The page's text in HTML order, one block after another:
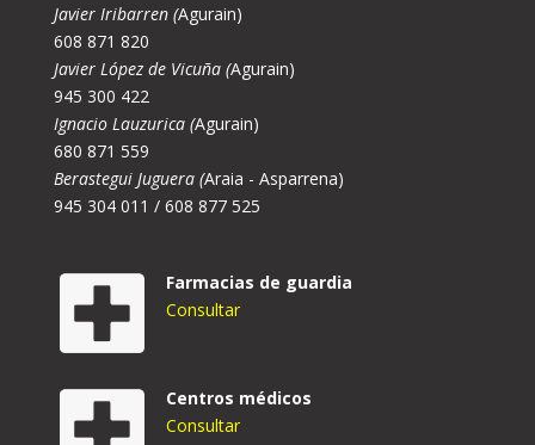
Javier Iribarren (Agurain)
608 871 820
Javier López de Vicuña (Agurain)
945 300 422
Ignacio Lauzurica (Agurain)
680 871 559
Berastegui Juguera (Araia - Asparrena)
945 304 011 / 608 877 525
Farmacias de guardia
Consultar
Centros médicos
Consultar